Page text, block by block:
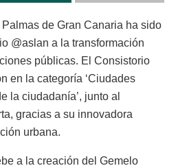
de Gran Canaria ha sido
@aslan a la transformación
públicas. El Consistorio
en la categoría ‘Ciudades
la ciudadanía’, junto al
gracias a su innovadora
urbana.
a la creación del Gemelo